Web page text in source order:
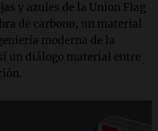
y azules de la Union Flag
de carbono, un material
moderna de la
un diálogo material entre